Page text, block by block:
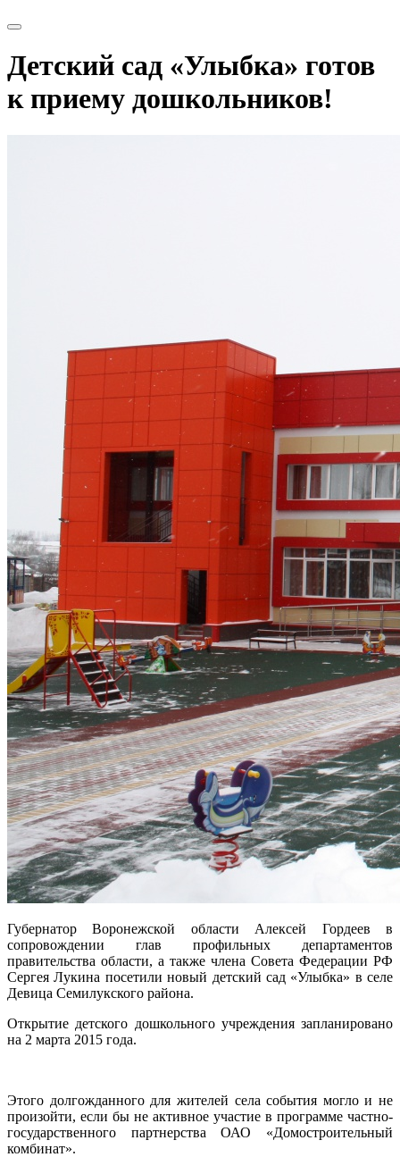
Детский сад «Улыбка» готов
к приему дошкольников!
Губернатор Воронежской области Алексей Гордеев в
сопровождении глав профильных департаментов
правительства области, а также члена Совета Федерации РФ
Сергея Лукина посетили новый детский сад «Улыбка» в селе
Девица Семилукского района.
Открытие детского дошкольного учреждения запланировано
на 2 марта 2015 года.
Этого долгожданного для жителей села события могло и не
произойти, если бы не активное участие в программе частно-
государственного партнерства ОАО «Домостроительный
комбинат».